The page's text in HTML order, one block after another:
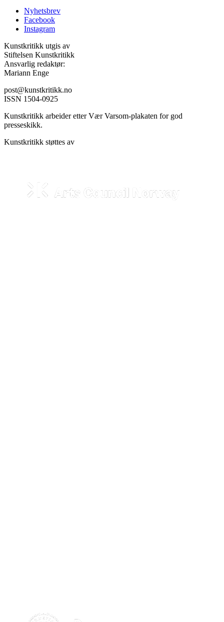
Nyhetsbrev
Facebook
Instagram
Kunstkritikk utgis av
Stiftelsen Kunstkritikk
Ansvarlig redaktør:
Mariann Enge
post@kunstkritikk.no
ISSN 1504-0925
Kunstkritikk arbeider etter Vær Varsom-plakaten for god
presseskikk.
Kunstkritikk støttes av